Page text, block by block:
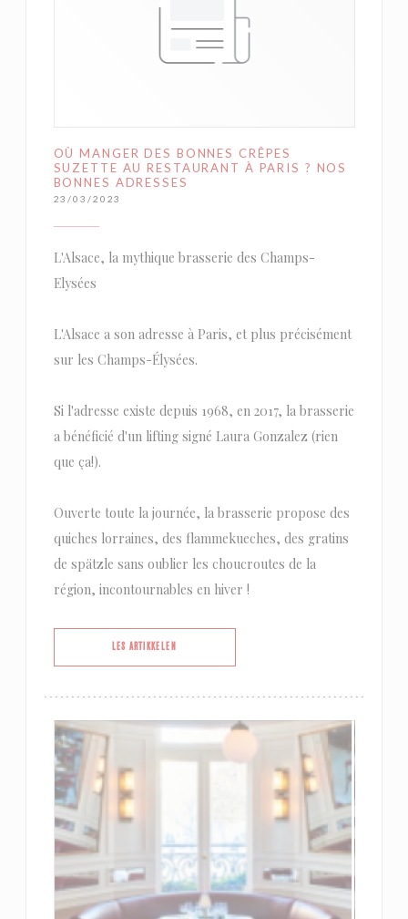
OÙ MANGER DES BONNES CRÊPES
SUZETTE AU RESTAURANT À PARIS ? NOS
BONNES ADRESSES
23/03/2023
L'Alsace, la mythique brasserie des Champs-
Elysées
L'Alsace a son adresse à Paris, et plus précisément
sur les Champs-Élysées.
Si l'adresse existe depuis 1968, en 2017, la brasserie
a bénéficié d'un lifting signé Laura Gonzalez (rien
que ça!).
Ouverte toute la journée, la brasserie propose des
quiches lorraines, des flammekueches, des gratins
de spätzle sans oublier les choucroutes de la
région, incontournables en hiver !
LES ARTIKKELEN